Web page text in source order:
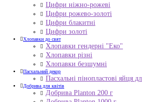
Цифри ніжно-рожеві
Цифри рожево-золоті
Цифри блакитні
Цифри золоті
Хлопавки до свят
Хлопавки гендерні "Еко"
Хлопавки різні
Хлопавки безшумні
Пасхальний декор
Пасхальні пінопластові яйця
Добрива для квітів
Добрива Planton 200 г